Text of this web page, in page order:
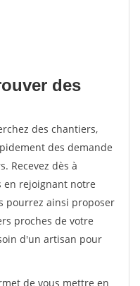
des
des chantiers,
des demande
Recevez dès à
en rejoignant notre
pourrez ainsi proposer
proches de votre
d'un artisan pour
de vous mettre en